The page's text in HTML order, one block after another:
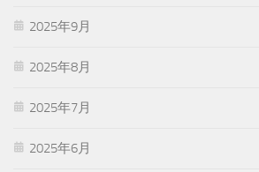
2025年9月
2025年8月
2025年7月
2025年6月